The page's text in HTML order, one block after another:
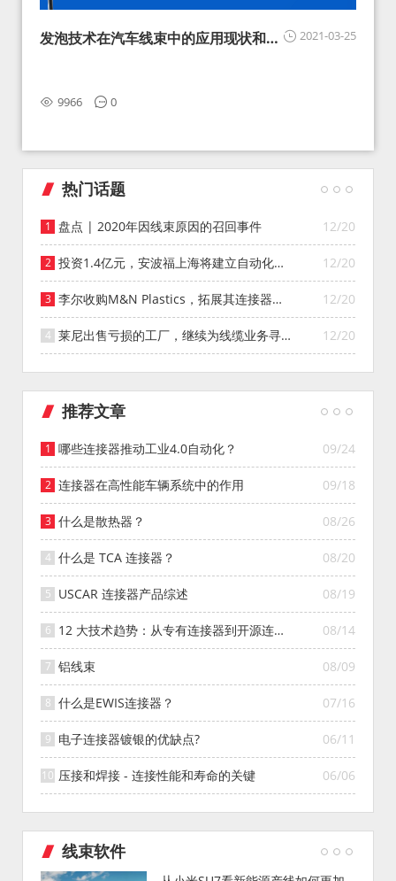
2021-03-25
发泡技术在汽车线束中的应用现状和展
9966 0
热门话题
12/20
盘点 | 2020年因线束原因的召回事件
12/20
投资1.4亿元，安波福上海将建立自动化智
能仓库
12/20
李尔收购M&N Plastics，拓展其连接器系
统业务
12/20
莱尼出售亏损的工厂，继续为线缆业务寻找
投资者
推荐文章
09/24
哪些连接器推动工业4.0自动化？
09/18
连接器在高性能车辆系统中的作用
08/26
什么是散热器？
08/20
什么是 TCA 连接器？
08/19
USCAR 连接器产品综述
08/14
12 大技术趋势：从专有连接器到开源连接
器的演变
08/09
铝线束
07/16
什么是EWIS连接器？
06/11
电子连接器镀银的优缺点?
06/06
压接和焊接 - 连接性能和寿命的关键
线束软件